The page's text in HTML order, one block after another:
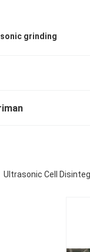
grinding
Ultrasonic Cell